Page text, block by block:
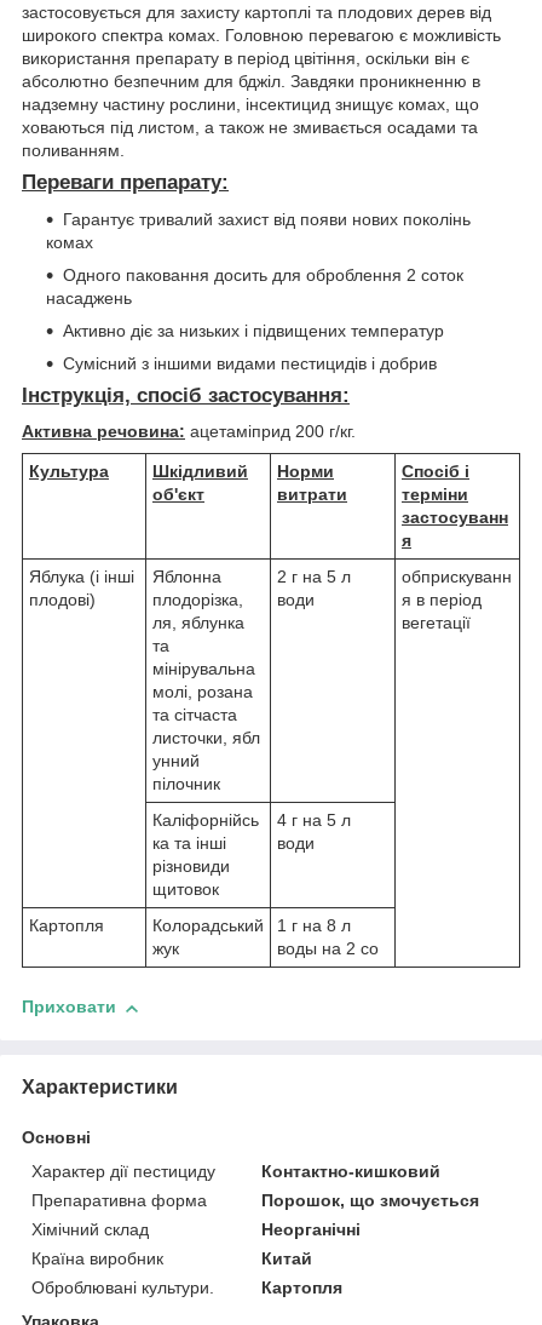
застосовується для захисту картоплі та плодових дерев від
широкого спектра комах. Головною перевагою є можливість
використання препарату в період цвітіння, оскільки він є
абсолютно безпечним для бджіл. Завдяки проникненню в
надземну частину рослини, інсектицид знищує комах, що
ховаються під листом, а також не змивається осадами та
поливанням.
Переваги препарату:
Гарантує тривалий захист від появи нових поколінь
комах
Одного паковання досить для оброблення 2 соток
насаджень
Активно діє за низьких і підвищених температур
Сумісний з іншими видами пестицидів і добрив
Інструкція, спосіб застосування:
Активна речовина: ацетаміприд 200 г/кг.
Культура
Шкідливий
об'єкт
Норми
витрати
Спосіб і
терміни
застосуванн
я
Яблука (і інші
плодові)
Яблонна
плодорізка,
ля, яблунка
та
мінірувальна
молі, розана
та сітчаста
листочки, ябл
унний
пілочник
2 г на 5 л
води
обприскуванн
я в період
вегетації
Каліфорнійсь
ка та інші
різновиди
щитовок
4 г на 5 л
води
Картопля
Колорадський
жук
1 г на 8 л
воды на 2 со
Приховати
Характеристики
Основні
Характер дії пестициду
Контактно-кишковий
Препаративна форма
Порошок, що змочується
Хімічний склад
Неорганічні
Країна виробник
Китай
Оброблювані культури.
Картопля
Упаковка